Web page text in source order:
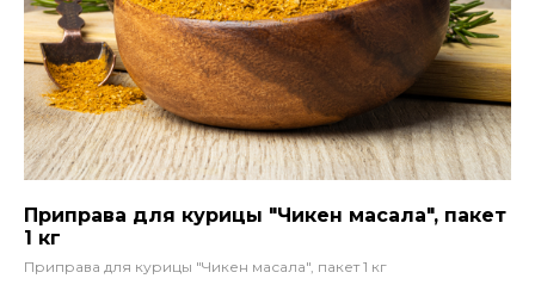
Приправа для курицы "Чикен масала", пакет
1 кг
Приправа для курицы "Чикен масала", пакет 1 кг